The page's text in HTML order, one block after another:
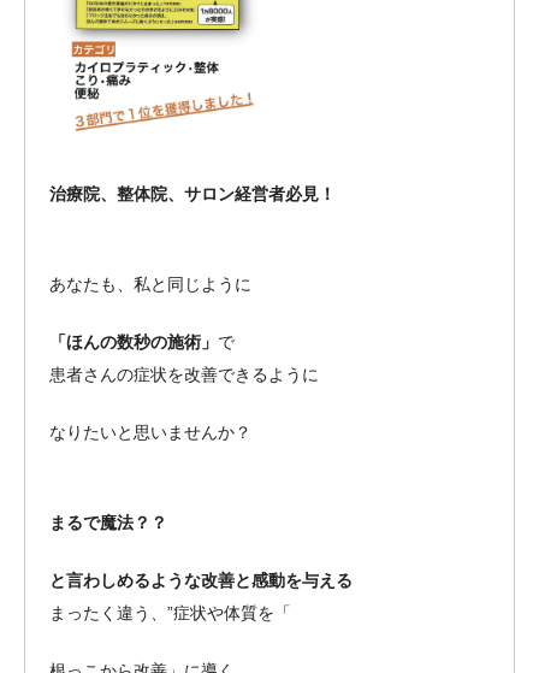
治療院、整体院、サロン経営者必見！
あなたも、私と同じように
「ほんの数秒の施術」 で
患者さんの症状を改善できるように
なりたいと思いませんか？
まるで魔法？？
と言わしめるような改善と感動を与える
まったく違う、”症状や体質を「